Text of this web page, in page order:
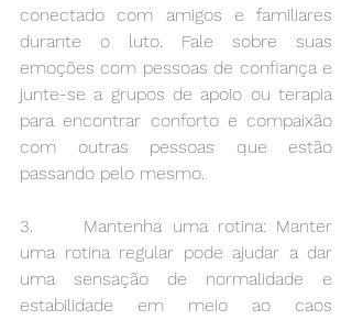
conectado com amigos e familiares
durante o luto. Fale sobre suas
emoções com pessoas de confiança e
junte-se a grupos de apoio ou terapia
para encontrar conforto e compaixão
com outras pessoas que estão
passando pelo mesmo.
3.     Mantenha uma rotina: Manter
uma rotina regular pode ajudar a dar
uma sensação de normalidade e
estabilidade em meio ao caos